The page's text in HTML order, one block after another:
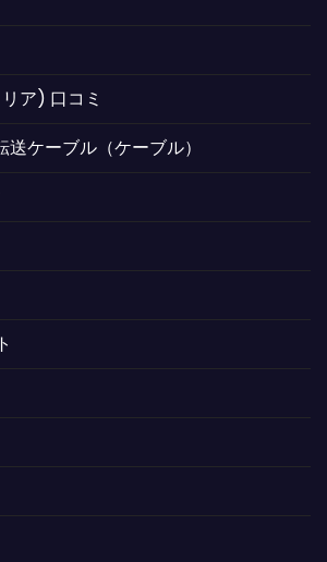
ア) 口コミ
ケーブル（ケーブル）